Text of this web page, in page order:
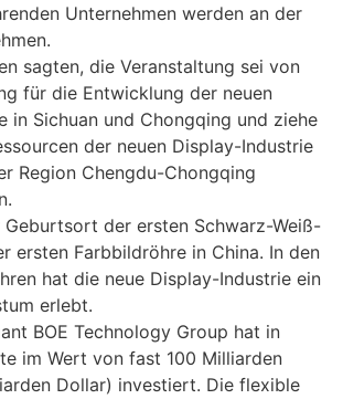
Unternehmen werden an der
sagten, die Veranstaltung sei von
für die Entwicklung der neuen
in Sichuan und Chongqing und ziehe
der neuen Display-Industrie
Region Chengdu-Chongqing
Geburtsort der ersten Schwarz-Weiß-
ersten Farbbildröhre in China. In den
hat die neue Display-Industrie ein
erlebt.
BOE Technology Group hat in
im Wert von fast 100 Milliarden
Dollar) investiert. Die flexible